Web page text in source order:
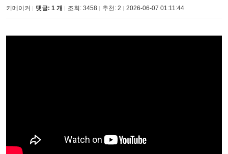
키메이커 댓글: 1 개 조회: 3458 추천: 2 2026-06-07 01:11:44